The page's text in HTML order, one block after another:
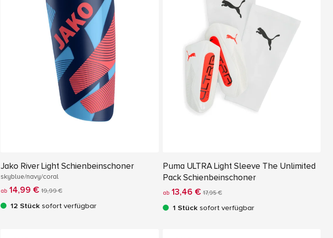
Jako River Light Schienbeinschoner
skyblue/navy/coral
ab 14,99 € 19,99 €
12 Stück sofort verfügbar
Puma ULTRA Light Sleeve The Unlimited
Pack Schienbeinschoner
ab 13,46 € 17,95 €
1 Stücksofort verfügbar